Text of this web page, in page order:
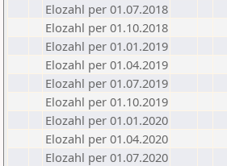
Elozahl per 01.07.2018
Elozahl per 01.10.2018
Elozahl per 01.01.2019
Elozahl per 01.04.2019
Elozahl per 01.07.2019
Elozahl per 01.10.2019
Elozahl per 01.01.2020
Elozahl per 01.04.2020
Elozahl per 01.07.2020